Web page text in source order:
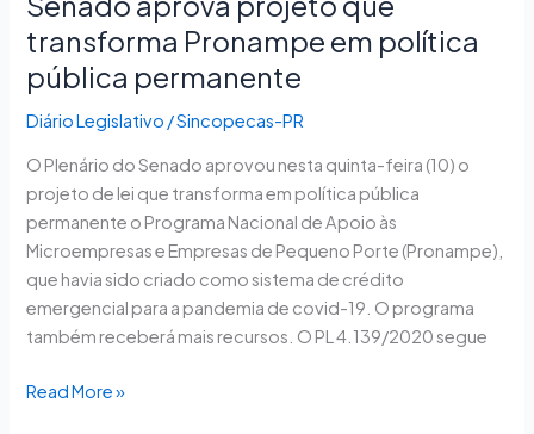
transforma Pronampe em política
pública permanente
Diário Legislativo /Sincopecas-PR
O Plenário do Senado aprovou nesta quinta-feira (10) o
projeto de lei que transforma em política pública
permanente o Programa Nacional de Apoio às
Microempresas e Empresas de Pequeno Porte (Pronampe),
que havia sido criado como sistema de crédito
emergencial para a pandemia de covid-19. O programa
também receberá mais recursos. O PL 4.139/2020 segue
Read More »